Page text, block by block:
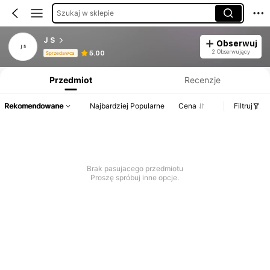
Szukaj w sklepie
J S
Sprzedawca 5.00
Obserwuj
2 Obserwujący
Przedmiot Recenzje
Rekomendowane Najbardziej Popularne Cena Filtruj
Brak pasujacego przedmiotu
Proszę spróbuj inne opcje.